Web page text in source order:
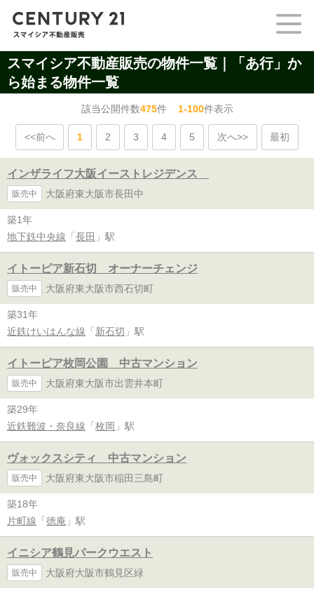
スマイシア不動産販売の物件一覧｜「あ行」か
ら始まる物件一覧
該当公開件数475件1-100件表示
<<前へ 1 2 3 4 5 次へ>> 最初
インザライフ大阪イーストレジデンス
販売中 大阪府東大阪市長田中
築1年
地下鉄中央線 「 長田 」駅
イトーピア新石切 オーナーチェンジ
販売中 大阪府東大阪市西石切町
築31年
近鉄けいはんな線 「 新石切 」駅
イトーピア枚岡公園 中古マンション
販売中 大阪府東大阪市出雲井本町
築29年
近鉄難波・奈良線 「 枚岡 」駅
ヴォックスシティ 中古マンション
販売中 大阪府東大阪市稲田三島町
築18年
片町線 「 徳庵 」駅
イニシア鶴見パークウエスト
販売中 大阪府大阪市鶴見区緑